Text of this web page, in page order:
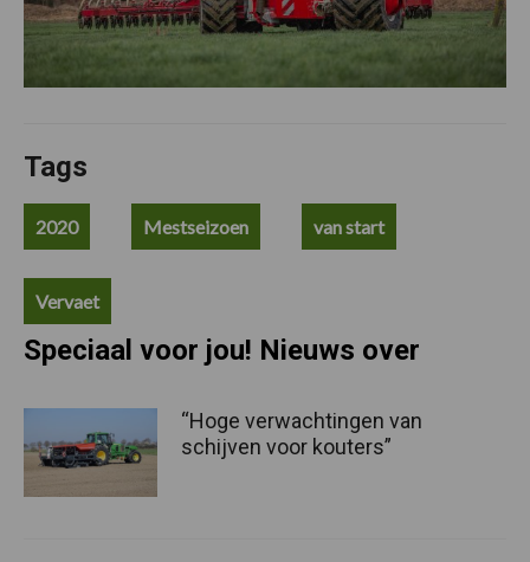
Tags
2020 Mestseizoen van start
Vervaet
Speciaal voor jou! Nieuws over
“Hoge verwachtingen van
schijven voor kouters”